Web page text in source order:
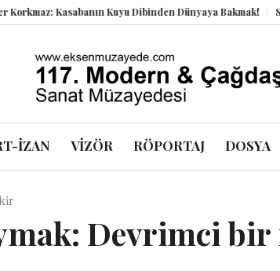
Kasabanın Kuyu Dibinden Dünyaya Bakmak!
İZAN VİZÖR RÖPORTAJ DOSYA
Devrimci